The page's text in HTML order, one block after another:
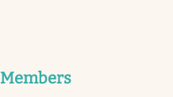
Members